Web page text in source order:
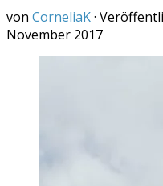
von CorneliaK·
November 2017